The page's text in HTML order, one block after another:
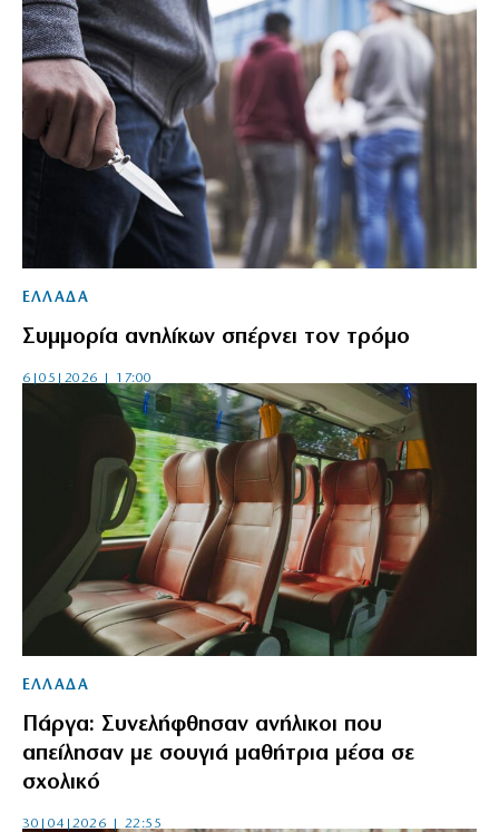
ΕΛΛΑΔΑ
Συμμορία ανηλίκων σπέρνει τον τρόμο
6|05|2026 | 17:00
ΕΛΛΑΔΑ
Πάργα: Συνελήφθησαν ανήλικοι που
απείλησαν με σουγιά μαθήτρια μέσα σε
σχολικό
30|04|2026 | 22:55